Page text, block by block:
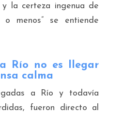
y la certeza ingenua de
o menos” se entiende
Río no es llegar
calma
a Río y todavía
fueron directo al